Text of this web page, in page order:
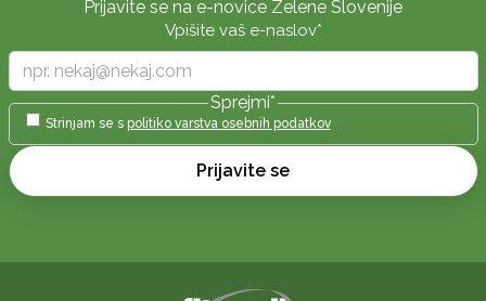
Prijavite se na e-novice Zelene Slovenije
Vpišite vaš e-naslov*
Sprejmi*
Strinjam se s politiko varstva osebnih podatkov
Prijavite se